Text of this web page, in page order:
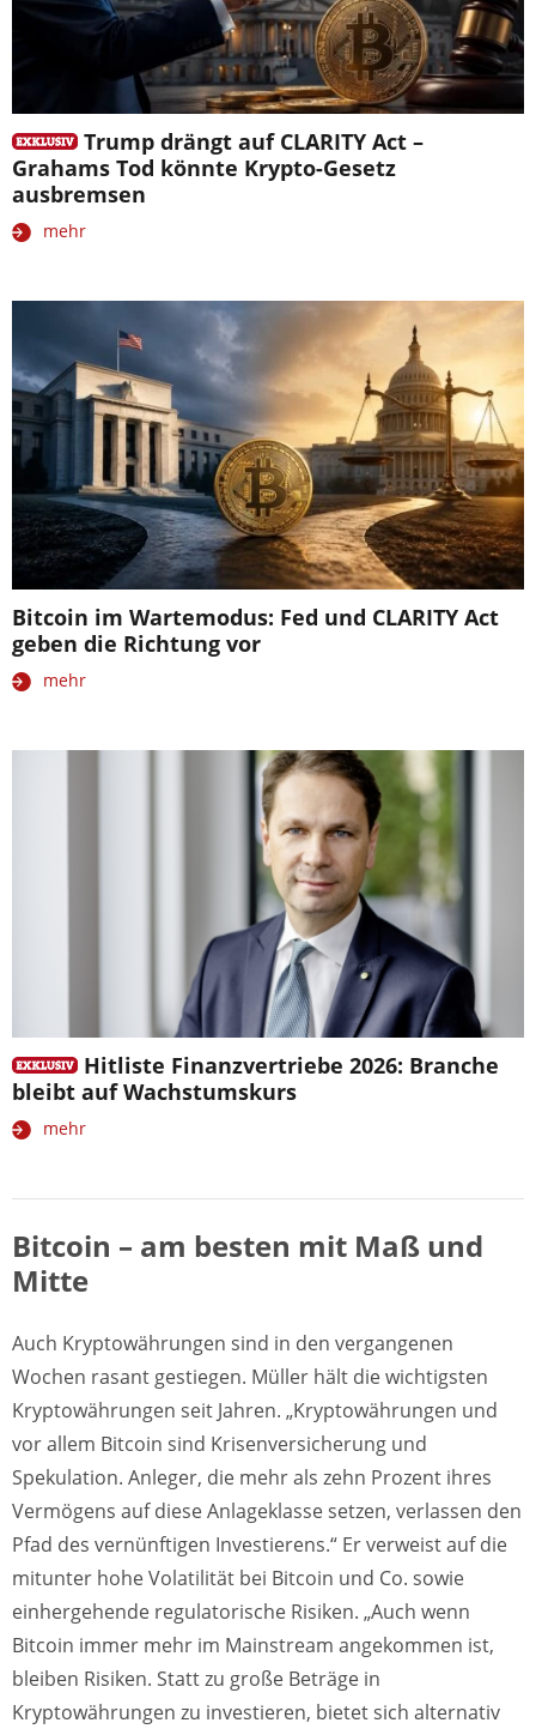
Trump drängt auf CLARITY Act –
Grahams Tod könnte Krypto-Gesetz
ausbremsen
mehr
Bitcoin im Wartemodus: Fed und CLARITY Act
geben die Richtung vor
mehr
Hitliste Finanzvertriebe 2026: Branche
bleibt auf Wachstumskurs
mehr
Bitcoin – am besten mit Maß und
Mitte
Auch Kryptowährungen sind in den vergangenen
Wochen rasant gestiegen. Müller hält die wichtigsten
Kryptowährungen seit Jahren. „Kryptowährungen und
vor allem Bitcoin sind Krisenversicherung und
Spekulation. Anleger, die mehr als zehn Prozent ihres
Vermögens auf diese Anlageklasse setzen, verlassen den
Pfad des vernünftigen Investierens.“ Er verweist auf die
mitunter hohe Volatilität bei Bitcoin und Co. sowie
einhergehende regulatorische Risiken. „Auch wenn
Bitcoin immer mehr im Mainstream angekommen ist,
bleiben Risiken. Statt zu große Beträge in
Kryptowährungen zu investieren, bietet sich alternativ